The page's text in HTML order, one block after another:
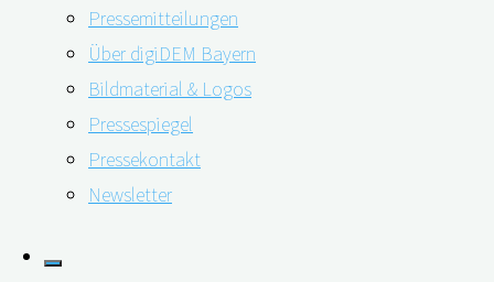
Pressemitteilungen
Über digiDEM Bayern
Bildmaterial & Logos
Pressespiegel
Pressekontakt
Newsletter
Dietz hat in ihrem zweiten Beitrag erläutert, wie …
weiterlesen"Demenzsensible
Architektur
–
Unterstützende
Alterssensible Architektur – Planen für
alle Sinne